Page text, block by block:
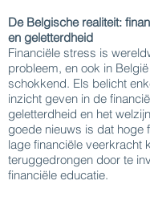
De Belgische realiteit:
en geletterdheid
Financiële stress is
probleem, en ook in
schokkend. Els belicht
inzicht geven in de
geletterdheid en het
goede nieuws is dat hoge
lage financiële veerkracht
teruggedrongen door te
financiële educatie.